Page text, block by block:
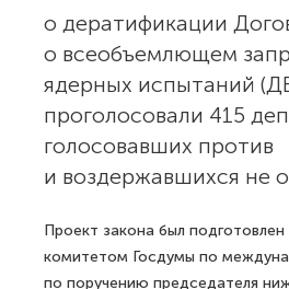
о дератификации
о всеобъемлющем
ядерных испытаний
проголосовали 415
голосовавших против
и воздержавшихся не
Проект закона был
комитетом Госдумы по
по поручению председателя